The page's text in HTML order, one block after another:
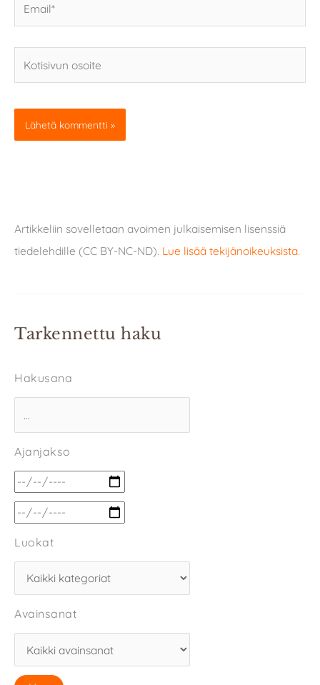
osoite
Artikkeliin sovelletaan avoimen julkaisemisen lisenssiä
tiedelehdille (CC BY-NC-ND). Lue lisää tekijänoikeuksista.
Tarkennettu haku
Hakusana
Ajanjakso
Luokat
Avainsanat